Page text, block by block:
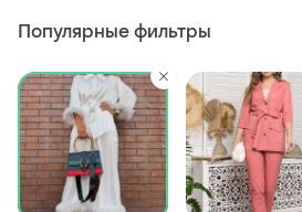
Популярные фильтры